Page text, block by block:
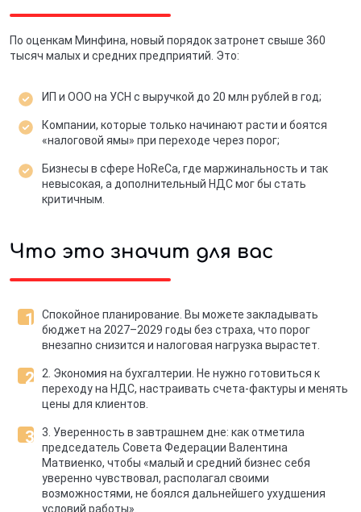
По оценкам Минфина, новый порядок затронет свыше 360
тысяч малых и средних предприятий. Это:
ИП и ООО на УСН с выручкой до 20 млн рублей в год;
Компании, которые только начинают расти и боятся
«налоговой ямы» при переходе через порог;
Бизнесы в сфере HoReCa, где маржинальность и так
невысокая, а дополнительный НДС мог бы стать
критичным.
Что это значит для вас
Спокойное планирование. Вы можете закладывать
бюджет на 2027–2029 годы без страха, что порог
внезапно снизится и налоговая нагрузка вырастет.
2. Экономия на бухгалтерии. Не нужно готовиться к
переходу на НДС, настраивать счета-фактуры и менять
цены для клиентов.
3. Уверенность в завтрашнем дне: как отметила
председатель Совета Федерации Валентина
Матвиенко, чтобы «малый и средний бизнес себя
уверенно чувствовал, располагал своими
возможностями, не боялся дальнейшего ухудшения
условий работы».